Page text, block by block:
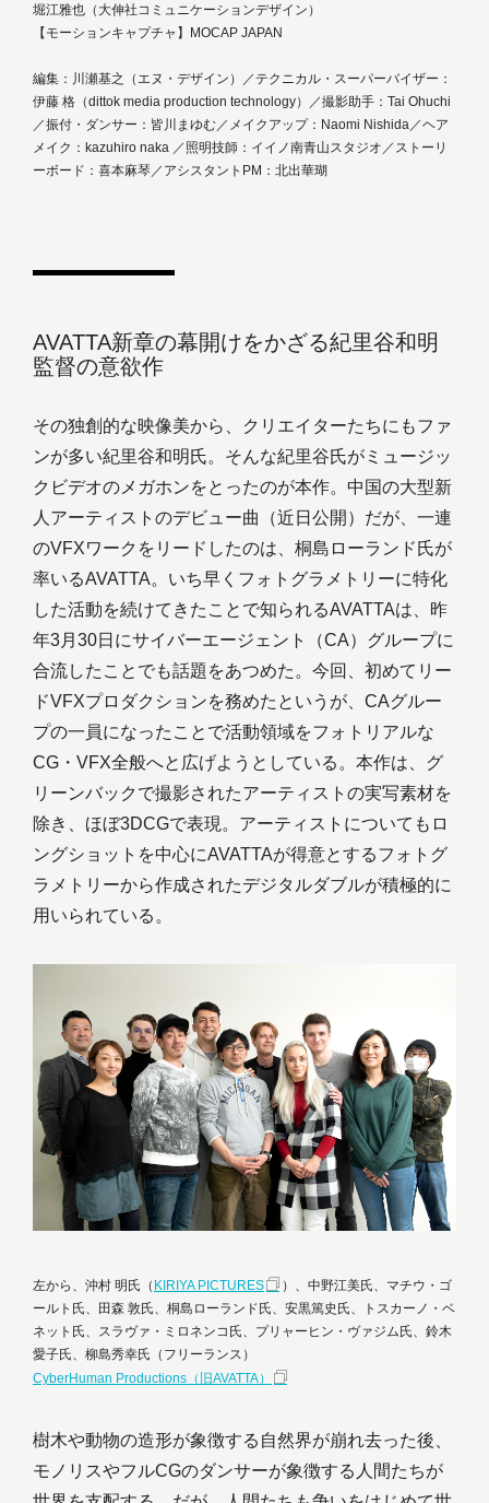
堀江雅也（大伸社コミュニケーションデザイン）
【モーションキャプチャ】MOCAP JAPAN
編集：川瀬基之（エヌ・デザイン）／テクニカル・スーパーバイザー：
伊藤 格（dittok media production technology）／撮影助手：Tai Ohuchi
／振付・ダンサー：皆川まゆむ／メイクアップ：Naomi Nishida／ヘア
メイク：kazuhiro naka ／照明技師：イイノ南青山スタジオ／ストーリ
ーボード：喜本麻琴／アシスタントPM：北出華瑚
AVATTA新章の幕開けをかざる紀里谷和明
監督の意欲作
その独創的な映像美から、クリエイターたちにもファ
ンが多い紀里谷和明氏。そんな紀里谷氏がミュージッ
クビデオのメガホンをとったのが本作。中国の大型新
人アーティストのデビュー曲（近日公開）だが、一連
のVFXワークをリードしたのは、桐島ローランド氏が
率いるAVATTA。いち早くフォトグラメトリーに特化
した活動を続けてきたことで知られるAVATTAは、昨
年3月30日にサイバーエージェント（CA）グループに
合流したことでも話題をあつめた。今回、初めてリー
ドVFXプロダクションを務めたというが、CAグルー
プの一員になったことで活動領域をフォトリアルな
CG・VFX全般へと広げようとしている。本作は、グ
リーンバックで撮影されたアーティストの実写素材を
除き、ほぼ3DCGで表現。アーティストについてもロ
ングショットを中心にAVATTAが得意とするフォトグ
ラメトリーから作成されたデジタルダブルが積極的に
用いられている。
左から、沖村 明氏（ KIRIYA PICTURES
）、中野江美氏、マチウ・ゴ
ールト氏、田森 敦氏、桐島ローランド氏、安黒篤史氏、トスカーノ・ベ
ネット氏、スラヴァ・ミロネンコ氏、プリャーヒン・ヴァジム氏、鈴木
愛子氏、柳島秀幸氏（フリーランス）
CyberHuman Productions（旧AVATTA）
樹木や動物の造形が象徴する自然界が崩れ去った後、
モノリスやフルCGのダンサーが象徴する人間たちが